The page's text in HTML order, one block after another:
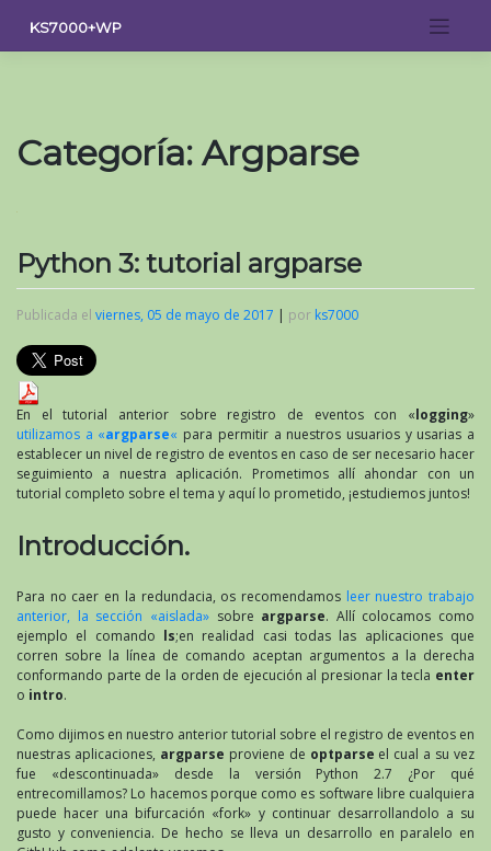
contenido
KS7000+WP
Categoría: Argparse
Python 3: tutorial argparse
Publicada el viernes, 05 de mayo de 2017 | por ks7000
En el tutorial anterior sobre registro de eventos con «logging»
utilizamos a «argparse« para permitir a nuestros usuarios y usarias a
establecer un nivel de registro de eventos en caso de ser necesario hacer
seguimiento a nuestra aplicación. Prometimos allí ahondar con un
tutorial completo sobre el tema y aquí lo prometido, ¡estudiemos juntos!
Introducción.
Para no caer en la redundacia, os recomendamos leer nuestro trabajo
anterior, la sección «aislada»sobre argparse. Allí colocamos como
ejemplo el comando ls;en realidad casi todas las aplicaciones que
corren sobre la línea de comando aceptan argumentos a la derecha
conformando parte de la orden de ejecución al presionar la tecla enter
o intro.
Como dijimos en nuestro anterior tutorial sobre el registro de eventos en
nuestras aplicaciones, argparse proviene de optparse el cual a su vez
fue «descontinuada» desde la versión Python 2.7 ¿Por qué
entrecomillamos? Lo hacemos porque como es software libre cualquiera
puede hacer una bifurcación «fork» y continuar desarrollandolo a su
gusto y conveniencia. De hecho se lleva un desarrollo en paralelo en